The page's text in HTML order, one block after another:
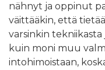
nähnyt ja oppinut
väittääkin, että
varsinkin
kuin moni muu
intohimoistaan,